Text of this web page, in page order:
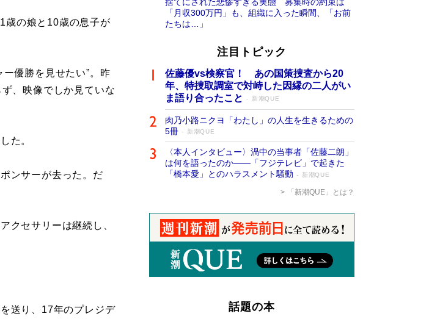
歳の娘と10歳の息子が
優勝を見せたい”。昨
、映像でしか見ていな
た。
ンサーが去った。だ
クセサリーは継続し、
送り、17年のプレジデ
「月収300万円」も、組織に入った瞬間、「お前
たちは…」
注目トピック
佐藤優vs検察官！ あの国策捜査から20
年、特捜取調室で対峙した因縁の二人がい
ま語り合ったこと
新潮QUE
肉乃小路ニクヨ「わたし」の人生を生きるための
5冊
新潮QUE
〈本人インタビュー〉渦中の当事者「佐藤二朗」
は何を語ったのか――「フジテレビ」で起きた
「橋本愛」とのハラスメント騒動
新潮QUE
「新潮QUE」とは？
話題の本